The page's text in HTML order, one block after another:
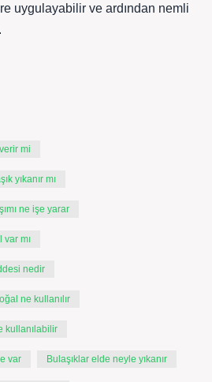
uygulayabilir ve ardından nemli
mi
yıkanır mı
ne işe yarar
mı
nedir
ne kullanılır
kullanılabilir
var Bulaşıklar elde neyle yıkanır